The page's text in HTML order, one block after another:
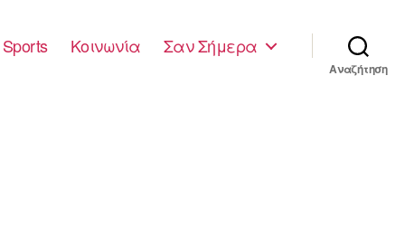
Sports Κοινωνία Σαν Σήμερα
Αναζήτηση